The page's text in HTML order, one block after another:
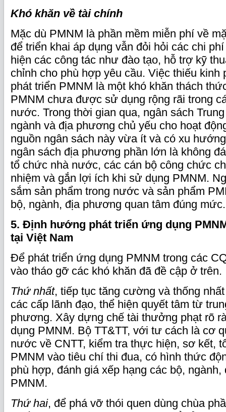
Khó khăn về tài chính
Mặc dù PMNM là phần mềm miễn phí về
để triển khai áp dụng vẫn đỏi hỏi các chi
hiện các công tác như đào tạo, hỗ trợ kỹ
chỉnh cho phù hợp yêu cầu. Việc thiếu kinh
phát triển PMNM là một khó khăn thách
PMNM chưa được sử dụng rộng rãi trong
nước. Trong thời gian qua, ngân sách
ngành và địa phương chủ yếu cho hoạt
nguồn ngân sách này vừa ít và có xu
ngân sách địa phương phần lớn là không
tổ chức nhà nước, các cán bộ công chức
nhiệm và gắn lợi ích khi sử dụng PMNM.
sắm sản phẩm trong nước và sản phẩm
bộ, ngành, địa phương quan tâm đúng mức.
5. Định hướng phát triển ứng dụng
tại Việt Nam
Để phát triển ứng dụng PMNM trong các
vào tháo gỡ các khó khăn đã đề cập ở trên.
Thứ nhất, tiếp tục tăng cường và thống
các cấp lãnh đạo, thể hiện quyết tâm từ
phương. Xây dựng chế tài thưởng phạt rõ
dụng PMNM. Bộ TT&TT, với tư cách là cơ
nước về CNTT, kiểm tra thực hiện, sơ kết,
PMNM vào tiêu chí thi đua, có hình thức
phù hợp, đánh giá xếp hạng các bộ,
PMNM.
Thứ hai, để phá vỡ thói quen dùng chùa